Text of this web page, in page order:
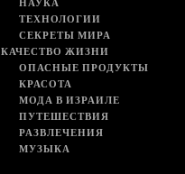
ТЕХНОЛОГИИ
СЕКРЕТЫ МИРА
КАЧЕСТВО ЖИЗНИ
ОПАСНЫЕ ПРОДУКТЫ
КРАСОТА
МОДА В ИЗРАИЛЕ
ПУТЕШЕСТВИЯ
РАЗВЛЕЧЕНИЯ
МУЗЫКА